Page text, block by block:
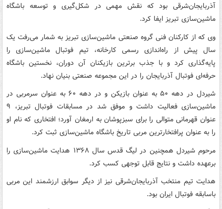
آذربایجان‌شرقی بود که نقش مهمی در شکل‌گیری و توسعه باشگاه
ماشین‌سازی تبریز ایفا کرد.
وی که از کارکنان فنی گروه صنعتی ماشین‌سازی تبریز به شمار می‌رفت یک
سال پیش از راه‌اندازی رسمی کارخانه، تیم فوتبال ماشین‌سازی را
پایه‌گذاری کرد و با جذب برترین بازیکنان آن دوران، نخستین باشگاه
حرفه‌ای فوتبال آذربایجان را در این مجموعه صنعتی بنیان نهاد.
شیردل در دهه ۵۰ به عنوان بازیکن و در دهه ۶۰ به عنوان سرمربی در
ماشین‌سازی فعالیت داشت و موفق شد در مسابقات فوتبال تبریز، ۹
عنوان قهرمانی متوالی را برای سبزپوشان به ارمغان آورد؛ افتخاری که نام او
را به عنوان پرافتخارترین مربی تاریخ باشگاه ماشین‌سازی ثبت کرد.
مرحوم شیردل همچنین در لیگ قدس سال ۱۳۶۸ هدایت ماشین‌سازی را
برعهده داشت و نتایج قابل توجهی کسب کرد.
هدایت تیم منتخب آذربایجان‌شرقی نیز از دیگر سوابق ارزشمند این مربی
باسابقه فوتبال ایران بود.